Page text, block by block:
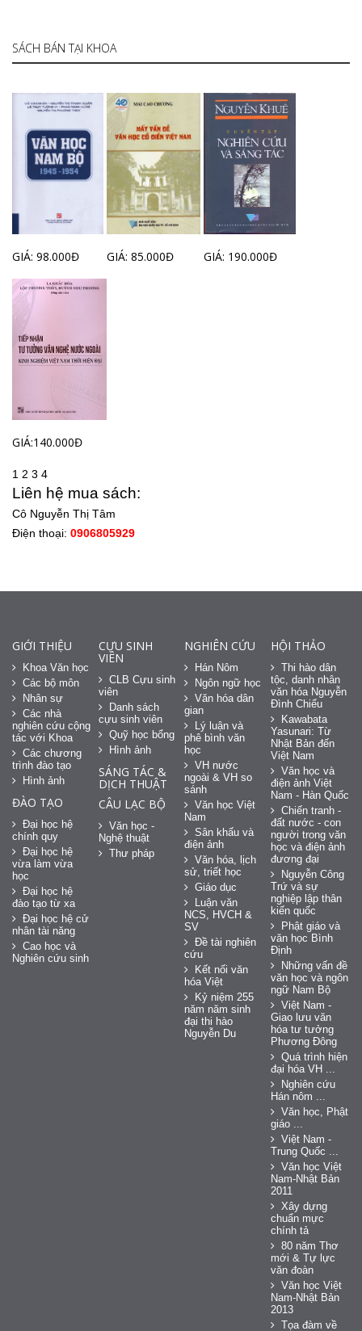
SÁCH BÁN TẠI KHOA
GIÁ: 98.000Đ GIÁ: 85.000Đ GIÁ: 190.000Đ
GIÁ:140.000Đ
1 2 3 4
Liên hệ mua sách:
Cô Nguyễn Thị Tâm
Điện thoại: 0906805929
GIỚI THIỆU
Khoa Văn học
Các bộ môn
Nhân sự
Các nhà
nghiên cứu cộng
tác với Khoa
Các chương
trình đào tạo
Hình ảnh
ĐÀO TẠO
Đại học hệ
chính quy
Đại học hệ
vừa làm vừa
học
Đại học hệ
đào tạo từ xa
Đại học hệ cử
nhân tài năng
Cao học và
Nghiên cứu sinh
CỰU SINH
VIÊN
CLB Cựu sinh
viên
Danh sách
cựu sinh viên
Quỹ học bổng
Hình ảnh
SÁNG TÁC &
DỊCH THUẬT
CÂU LẠC BỘ
Văn học -
Nghệ thuật
Thư pháp
NGHIÊN CỨU
Hán Nôm
Ngôn ngữ học
Văn hóa dân
gian
Lý luận và
phê bình văn
học
VH nước
ngoài & VH so
sánh
Văn học Việt
Nam
Sân khấu và
điện ảnh
Văn hóa, lịch
sử, triết học
Giáo dục
Luận văn
NCS, HVCH &
SV
Đề tài nghiên
cứu
Kết nối văn
hóa Việt
Kỷ niệm 255
năm năm sinh
đại thi hào
Nguyễn Du
HỘI THẢO
Thi hào dân
tộc, danh nhân
văn hóa Nguyễn
Đình Chiểu
Kawabata
Yasunari: Từ
Nhật Bản đến
Việt Nam
Văn học và
điện ảnh Việt
Nam - Hàn Quốc
Chiến tranh -
đất nước - con
người trong văn
học và điện ảnh
đương đại
Nguyễn Công
Trứ và sự
nghiệp lập thân
kiến quốc
Phật giáo và
văn học Bình
Định
Những vấn đề
văn học và ngôn
ngữ Nam Bộ
Việt Nam -
Giao lưu văn
hóa tư tưởng
Phương Đông
Quá trình hiện
đại hóa VH ...
Nghiên cứu
Hán nôm ...
Văn học, Phật
giáo ...
Việt Nam -
Trung Quốc ...
Văn học Việt
Nam-Nhật Bản
2011
Xây dựng
chuẩn mực
chính tả
80 năm Thơ
mới & Tự lực
văn đoàn
Văn học Việt
Nam-Nhật Bản
2013
Tọa đàm về